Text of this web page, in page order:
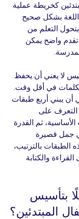
كخريطة عملية
اللغة بشكل صحيح
التعلم من
واضح يمكن
لا يعني أن يحفظ
في أقل وقت.
أن يبني أربع طبقات
التعرف على
ثم القدرة
جمل قصيرة
الطبقات بالترتيب،
القراءة والكتابة
بتأسيس
المبتدئين؟